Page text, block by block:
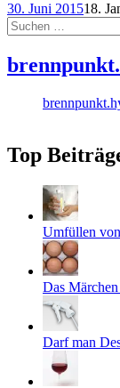
30. Juni 201518.
Suchen
nach:
Top
Umfüllen
Das
Darf man